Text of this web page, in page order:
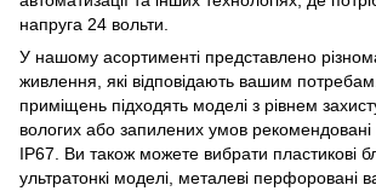
напруга 24 вольти.
У нашому асортименті представлено
живлення, які відповідають вашим
приміщень підходять моделі з рівнем
вологих або запилених умов рекомендовані
IP67. Ви також можете вибрати пластикові
ультратонкі моделі, металеві перфоровані